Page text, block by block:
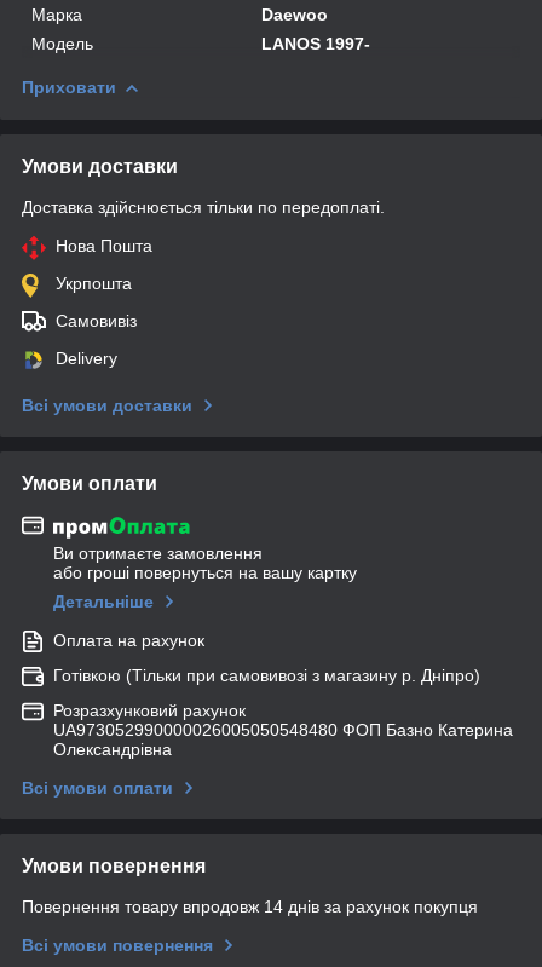
Марка
Daewoo
Мoдель
LANOS 1997-
Приховати
Умови доставки
Доставка здійснюється тільки по передоплаті.
Нова Пошта
Укрпошта
Самовивіз
Delivery
Всі умови доставки
Умови оплати
Ви отримаєте замовлення
або гроші повернуться на вашу картку
Детальніше
Оплата на рахунок
Готівкою (Тільки при самовивозі з магазину р. Дніпро)
Розразхунковий рахунок
UA973052990000026005050548480 ФОП Базно Катерина
Олександрівна
Всі умови оплати
Умови повернення
Повернення товару впродовж 14 днів за рахунок покупця
Всі умови повернення